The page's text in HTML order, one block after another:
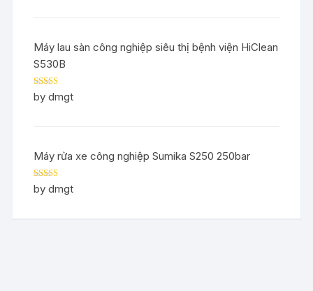
Máy lau sàn công nghiệp siêu thị bệnh viện HiClean
S530B
Rated5out
of 5
by dmgt
Máy rửa xe công nghiệp Sumika S250 250bar
Rated5out
of 5
by dmgt